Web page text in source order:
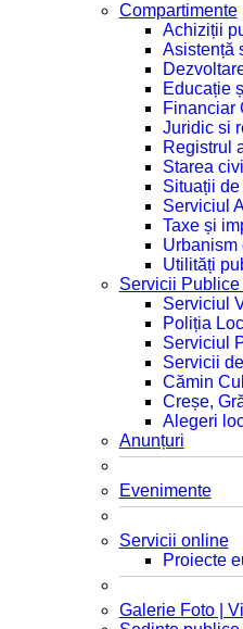
Compartimente
Achiziții
Asistență
Educație
Financiar
Juridic si
Registrul
Starea
Situații
Serviciul
Taxe și
Urbanism
Utilități
Servicii
Serviciul
Poliția
Serviciul
Servicii
Cămin
Creșe,
Alegeri
Anunțuri
Evenimente
Servicii online
Proiecte
Galerie Foto |